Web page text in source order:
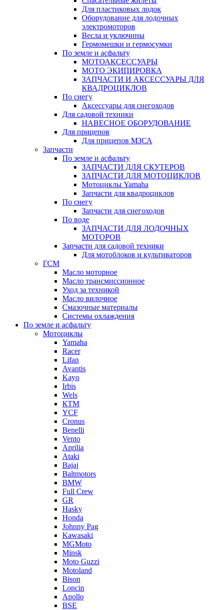
Для пластиковых лодок
Оборудование для лодочных
электромоторов
Весла и уключины
Гермомешки и гермосумки
По земле и асфальту
МОТОАКСЕССУАРЫ
МОТО ЭКИПИРОВКА
ЗАПЧАСТИ И АКСЕССУАРЫ ДЛЯ
КВАДРОЦИКЛОВ
По снегу
Аксессуары для снегоходов
Для садовой техники
НАВЕСНОЕ ОБОРУДОВАНИЕ
Для прицепов
Для прицепов МЗСА
Запчасти
По земле и асфальту
ЗАПЧАСТИ ДЛЯ СКУТЕРОВ
ЗАПЧАСТИ ДЛЯ МОТОЦИКЛОВ
Мотоциклы Yamaha
Запчасти для квадроциклов
По снегу
Запчасти для снегоходов
По воде
ЗАПЧАСТИ ДЛЯ ЛОДОЧНЫХ
МОТОРОВ
Запчасти для садовой техники
Для мотоблоков и культиваторов
ГСМ
Масло моторное
Масло трансмиссионное
Уход за техникой
Масло вилочное
Смазочные материалы
Системы охлаждения
По земле и асфальту
Мотоциклы
Yamaha
Racer
Lifan
Avantis
Kayo
Irbis
Wels
КТМ
YCF
Cronus
Benelli
Vento
Aprilia
Ataki
Bajaj
Baltmotors
BMW
Full Crew
GR
Hasky
Honda
Johnny Pag
Kawasaki
MGMoto
Minsk
Moto Guzzi
Motoland
Bison
Loncin
Apollo
BSE